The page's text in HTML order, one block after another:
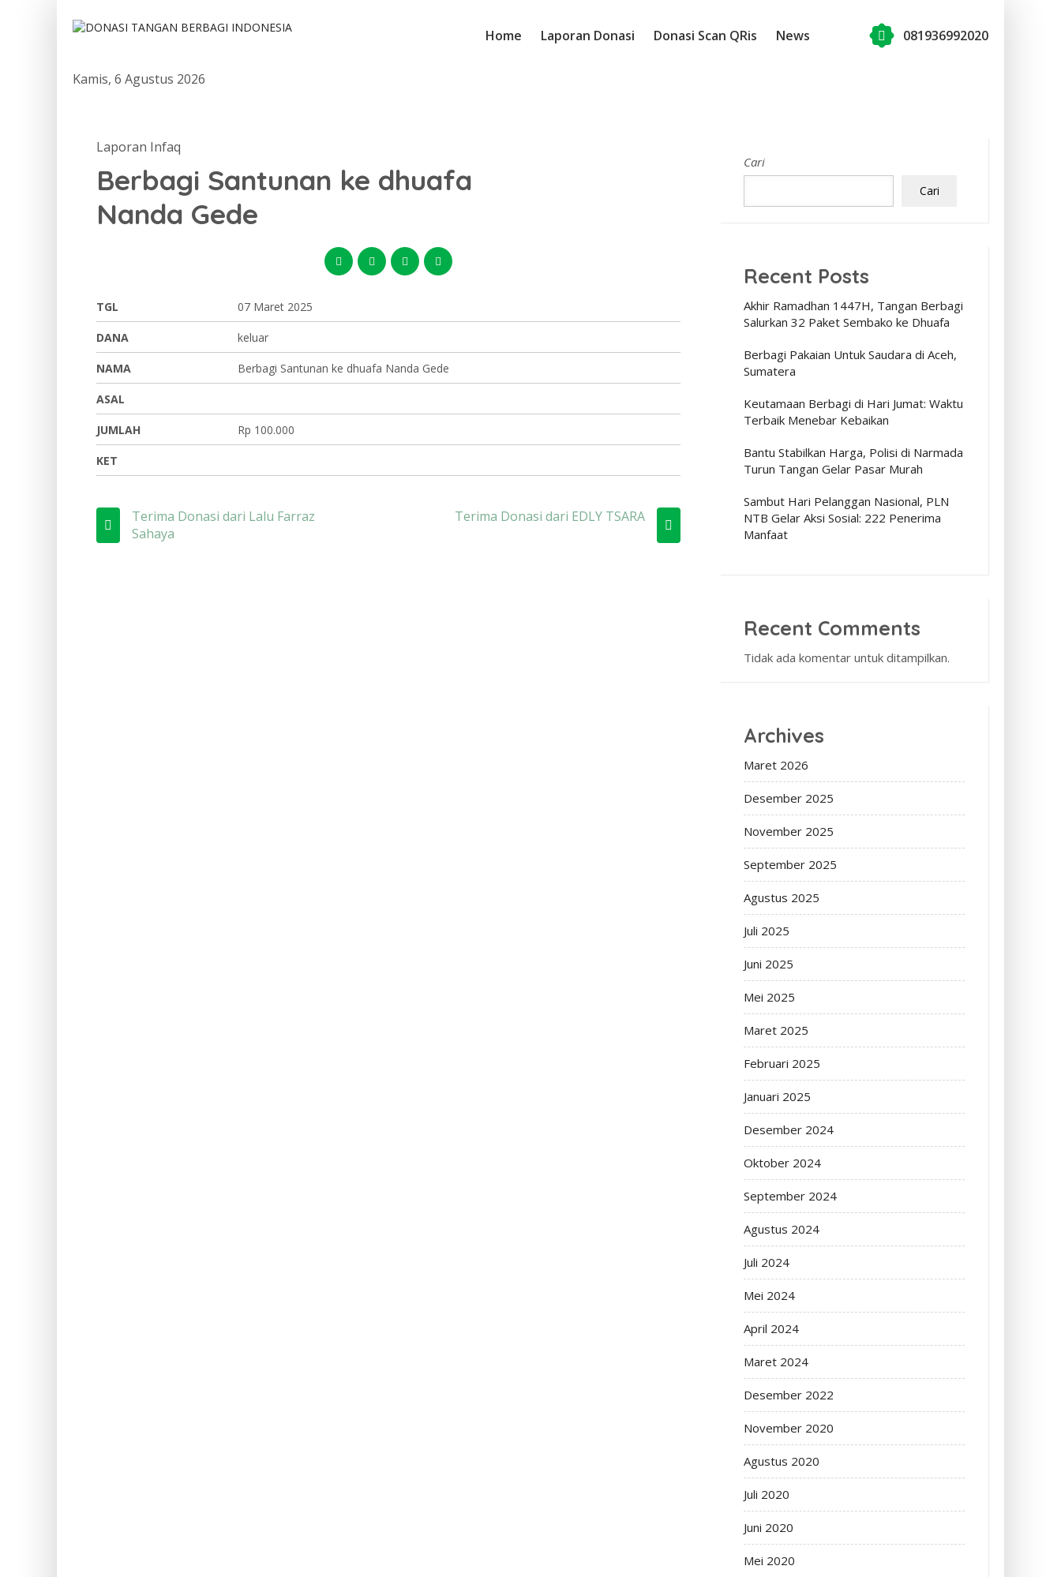
Home Laporan Donasi Donasi Scan QRis News 081936992020
Kamis, 6 Agustus 2026
Laporan Infaq
Berbagi Santunan ke dhuafa
Nanda Gede
TGL 07 Maret 2025
DANA keluar
NAMA Berbagi Santunan ke dhuafa Nanda Gede
ASAL
JUMLAH Rp 100.000
KET
Terima Donasi dari Lalu Farraz
Sahaya
Terima Donasi dari EDLY TSARA
Cari
Cari
Recent Posts
Akhir Ramadhan 1447H, Tangan Berbagi
Salurkan 32 Paket Sembako ke Dhuafa
Berbagi Pakaian Untuk Saudara di Aceh,
Sumatera
Keutamaan Berbagi di Hari Jumat: Waktu
Terbaik Menebar Kebaikan
Bantu Stabilkan Harga, Polisi di Narmada
Turun Tangan Gelar Pasar Murah
Sambut Hari Pelanggan Nasional, PLN
NTB Gelar Aksi Sosial: 222 Penerima
Manfaat
Recent Comments
Tidak ada komentar untuk ditampilkan.
Archives
Maret 2026
Desember 2025
November 2025
September 2025
Agustus 2025
Juli 2025
Juni 2025
Mei 2025
Maret 2025
Februari 2025
Januari 2025
Desember 2024
Oktober 2024
September 2024
Agustus 2024
Juli 2024
Mei 2024
April 2024
Maret 2024
Desember 2022
November 2020
Agustus 2020
Juli 2020
Juni 2020
Mei 2020